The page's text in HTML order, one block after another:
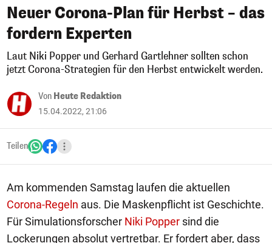
Neuer Corona-Plan für Herbst – das
fordern Experten
Laut Niki Popper und Gerhard Gartlehner sollten schon
jetzt Corona-Strategien für den Herbst entwickelt werden.
Von Heute Redaktion
15.04.2022, 21:06
Teilen
Am kommenden Samstag laufen die aktuellen
Corona-Regeln aus. Die Maskenpflicht ist Geschichte.
Für Simulationsforscher Niki Popper sind die
Lockerungen absolut vertretbar. Er fordert aber, dass